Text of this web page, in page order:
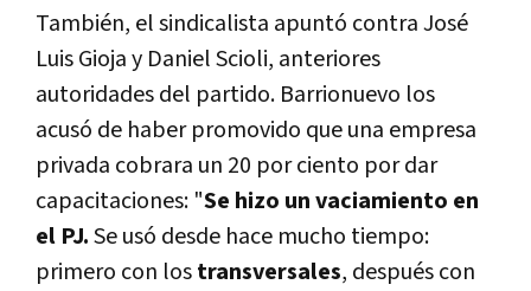
También, el sindicalista apuntó contra José
Luis Gioja y Daniel Scioli, anteriores
autoridades del partido. Barrionuevo los
acusó de haber promovido que una empresa
privada cobrara un 20 por ciento por dar
capacitaciones: "Se hizo un vaciamiento en
el PJ.Se usó desde hace mucho tiempo:
primero con lostransversales, después con